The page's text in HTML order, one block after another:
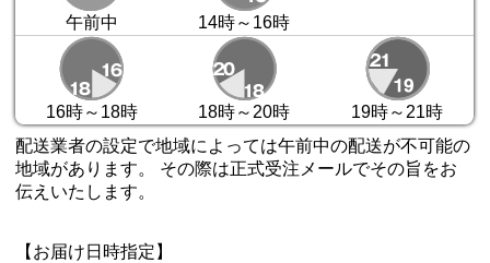
午前中 14時～16時
16時～18時 18時～20時
19時～21時
配送業者の設定で地域によっては午前中の配送が不可能の
地域があります。 その際は正式受注メールでその旨をお
伝えいたします。
【お届け日時指定】